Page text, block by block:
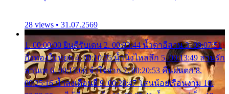
28 views • 31.07.2569
1. 00:00:00 ยินดีรับเดน 2. 00:03:44 น้ำตาอีสาน 3. 00:07:51
กิ่งทองใบหยก 4. 00:10:35 น้ำนิ่งไหลลึก 5. 00:13:49 ลานรัก
ลานเท 6. 00:17:06 จำใจจาก 7. 00:20:53 คืนฝนตก 8.
00:25:16 น้ำลงเดือนยี่ 9. 00:28:47 โสนน้อยเรือนงาม 10.